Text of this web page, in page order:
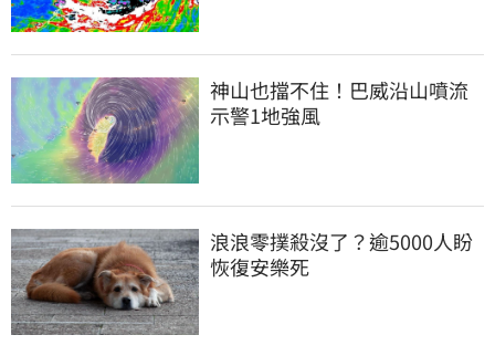
神山也擋不住！巴威沿山噴流
示警1地強風
浪浪零撲殺沒了？逾5000人盼
恢復安樂死